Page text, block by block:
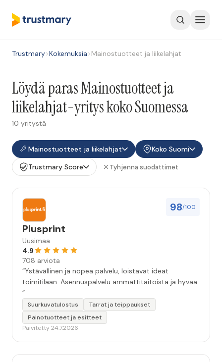
Trustmary>Kokemuksia>Mainostuotteet ja liikelahjat
Löydä paras Mainostuotteet ja
liikelahjat-yritys koko Suomessa
10 yritystä
Mainostuotteet ja liikelahjat
Koko Suomi
Trustmary Score
Tyhjennä suodattimet
98/100
Plusprint
Uusimaa
4.9
708 arviota
“Ystävällinen ja nopea palvelu, loistavat ideat
toimitilaan. Asennuspalvelu ammattitaitoista ja hyvää.
”
Suurkuvatulostus
Tarrat ja teippaukset
Painotuotteet ja esitteet
Päivitetty 24.7.2026